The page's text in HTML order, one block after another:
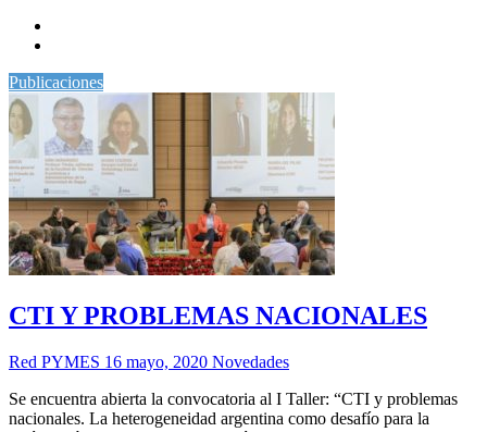
Publicaciones
CTI Y PROBLEMAS NACIONALES
Red PYMES 16 mayo, 2020 Novedades
Se encuentra abierta la convocatoria al I Taller: “CTI y problemas
nacionales. La heterogeneidad argentina como desafío para la